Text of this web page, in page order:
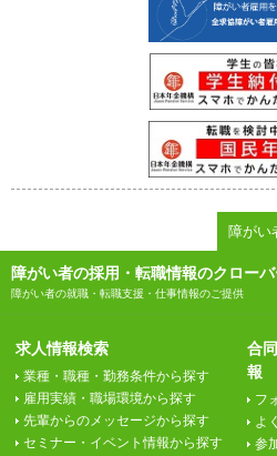
障がい
障がい者の採用・転職情報のクロー
障がい者の就職・転職支援・仕事情報のご提供
求人情報検索
業種・職種・勤務条件から探す
雇用実績・職場環境から探す
先輩からのメッセージから探す
セミナー・イベント情報から探す
合
報
フ
よ
参